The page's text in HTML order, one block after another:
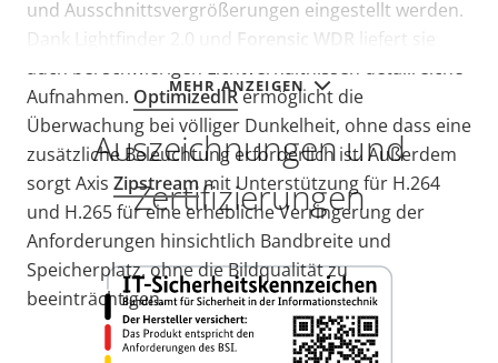
MEHR ANZEIGEN
und Ausschnittsvergrößerungen eingestellt werden.
Dank Lightfinder 2.0 und Forensic WDR liefert sie
auch bei schwierigen Lichtverhältnissen detailreiche
Aufnahmen. OptimizedIRermöglicht die
Überwachung bei völliger Dunkelheit, ohne dass eine
zusätzliche Beleuchtung erforderlich ist. Außerdem
sorgt Axis Zipstreammit Unterstützung für H.264
und H.265 für eine erhebliche Verringerung der
Anforderungen hinsichtlich Bandbreite und
Speicherplatz, ohne die Bildqualität zu
beeinträchtigen.
Auszeichnungen und
Zertifizierungen